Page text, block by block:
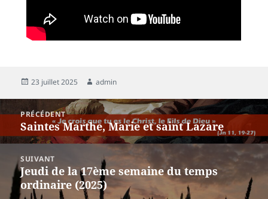
23 juillet 2025 admin
PRÉCÉDENT
Saintes Marthe, Marie et saint Lazare
SUIVANT
Jeudi de la 17ème semaine du temps
ordinaire (2025)